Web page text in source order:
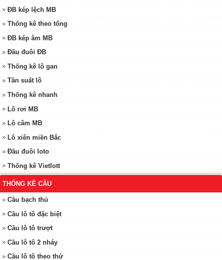
ĐB kép lệch MB
Thống kê theo tổng
ĐB kép âm MB
Đầu đuôi ĐB
Thống kê lô gan
Tần suất lô
Thống kê nhanh
Lô rơi MB
Lô câm MB
Lô xiên miền Bắc
Đầu đuôi loto
Thống kê Vietlott
THỐNG KÊ CẦU
Cầu bạch thủ
Cầu lô tô đặc biệt
Cầu lô tô trượt
Cầu lô tô 2 nháy
Cầu lô tô theo thứ